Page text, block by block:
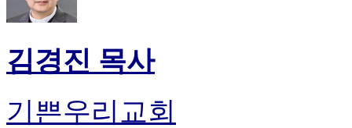
김경진 목사
기쁜우리교회